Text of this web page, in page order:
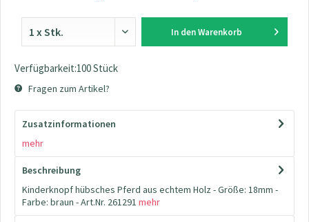
In den Warenkorb
Verfügbarkeit:100 Stück
Fragen zum Artikel?
Zusatzinformationen
mehr
Beschreibung
Kinderknopf hübsches Pferd aus echtem Holz - Größe: 18mm -
Farbe: braun - Art.Nr. 261291 mehr